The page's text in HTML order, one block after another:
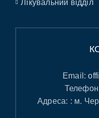
Лікувальний відділ
Email:
Адреса: : м.